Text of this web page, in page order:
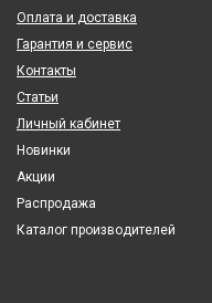
Оплата и доставка
Гарантия и сервис
Контакты
Статьи
Личный кабинет
Новинки
Акции
Распродажа
Каталог производителей